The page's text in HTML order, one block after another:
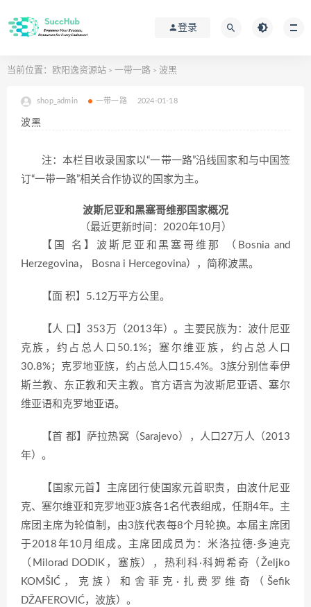
登录
当前位置： 欧阳逸资源站 > 一带一路 > 波黑
shop_admin 一带一路 2024-01-18
波黑
注：本栏目收录国家以“一带一路”沿线国家和与中国签
订“一带一路”相关合作协议的国家为主。
波斯尼亚和黑塞哥维那国家概况
（最近更新时间：2020年10月）
【国 名】波斯尼亚和黑塞哥维那 （Bosnia and
Herzegovina， Bosna i Hercegovina），简称波黑。
【面 积】5.12万平方公里。
【人 口】353万（2013年）。主要民族为：波什尼亚
克族，约占总人口50.1%；塞尔维亚族，约占总人口
30.8%；克罗地亚族，约占总人口15.4%。3族分别信奉伊
斯兰教、东正教和天主教。官方语言为波斯尼亚语、塞尔
维亚语和克罗地亚语。
【首 都】萨拉热窝（Sarajevo），人口27万人（2013
年）。
【国家元首】主席团行使国家元首职责，由波什尼亚
克、塞尔维亚和克罗地亚3族各1名代表组成，任期4年。主
席团主席为轮值制，由3族代表每8个月轮换。本届主席团
于2018年10月组成。主席团成员为：米洛拉德·多迪克
（Milorad DODIK，塞族），热利科·科姆希奇（Željko
KOMŠIĆ，克族）和舍菲克·扎费罗维奇（Šefik
DŽAFEROVIĆ，波族）。